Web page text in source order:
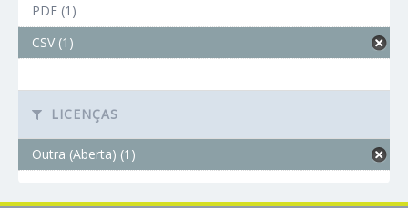
PDF (1)
CSV (1)
LICENÇAS
Outra (Aberta) (1)